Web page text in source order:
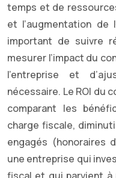
temps et de
et l’augmentation
important de suivre
mesurer l’impact du
l’entreprise et
nécessaire. Le ROI du
comparant les
charge fiscale,
engagés (honoraires
une entreprise qui